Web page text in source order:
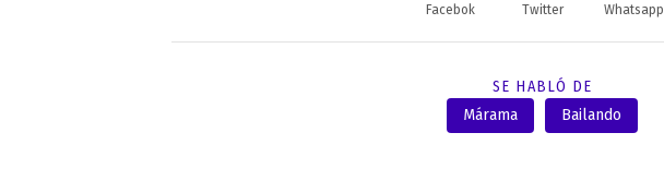
Facebok Twitter Whatsapp
SE HABLÓ DE
Márama
Bailando